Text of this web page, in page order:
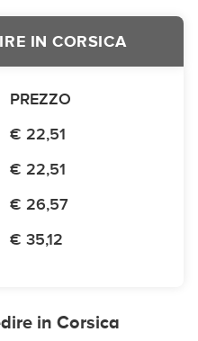
IN CORSICA
PREZZO
€ 22,51
€ 22,51
€ 26,57
€ 35,12
in Corsica